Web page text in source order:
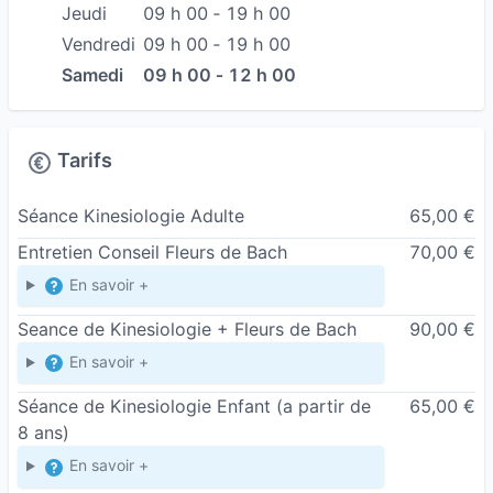
souvent accompagnée de variations physiques,
Beaucoup de femmes traversent cette période
en silence, avec un sentiment de perte de
repères ou de surcharge intérieure. La
kinésiologie permet d’identifier les tensions, les
blocages et les déséquilibres liés à ces
changements, afin de soutenir le corps dans son
adaptation.
Les Fleurs de Bach, quant à elles, offrent un
accompagnement émotionnel doux et ciblé pour
Jeudi
09 h 00 ‐ 19 h 00
Vendredi 09 h 00 ‐ 19 h 00
Samedi
09 h 00 ‐ 12 h 00
Tarifs
Séance Kinesiologie Adulte
65,00 €
Entretien Conseil Fleurs de Bach
En savoir +
70,00 €
Seance de Kinesiologie + Fleurs de Bach
En savoir +
90,00 €
Séance de Kinesiologie Enfant (a partir de
8 ans)
En savoir +
65,00 €